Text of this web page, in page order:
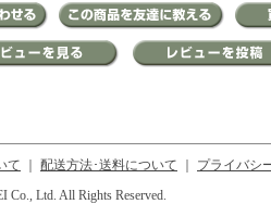
て 配送方法･送料について
プライバシ
Co., Ltd. All Rights Reserved.